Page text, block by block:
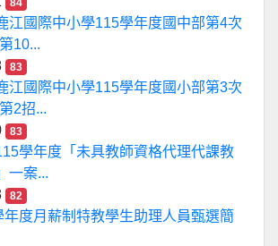
84
江國際中小學115學年度國中部第4次
10...
83
江國際中小學115學年度國小部第3次
2招...
83
學年度「未具教師資格代理代課教
一案...
82
年度月薪制特教學生助理人員甄選簡